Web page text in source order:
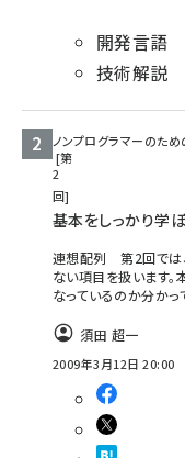
開発言語
技術解説
ノンプログラマーのた
第
2
回
基本をしっかり学ぼ
連想配列 第2回では
ない項目を扱います。
なっているのか分かっ
須田 超一
2009年3月12日 20:00